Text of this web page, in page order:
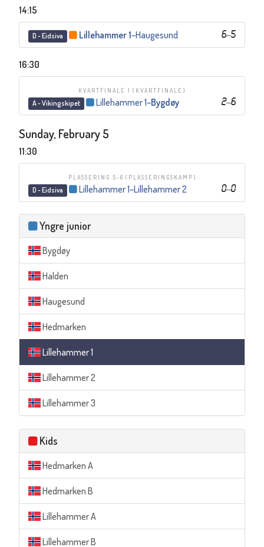
14:15
D - Eidsiva 6–5
Lillehammer 1–Haugesund
16:30
KVARTFINALE 1 (KVARTFINALE)
A - Vikingskipet 2–6
Lillehammer 1–Bygdøy
Sunday, February 5
11:30
PLASSERING 5-6 (PLASSERINGSKAMP)
D - Eidsiva 0–0
Lillehammer 1–Lillehammer 2
Yngre junior
Bygdøy
Halden
Haugesund
Hedmarken
Lillehammer 1
Lillehammer 2
Lillehammer 3
Kids
Hedmarken A
Hedmarken B
Lillehammer A
Lillehammer B